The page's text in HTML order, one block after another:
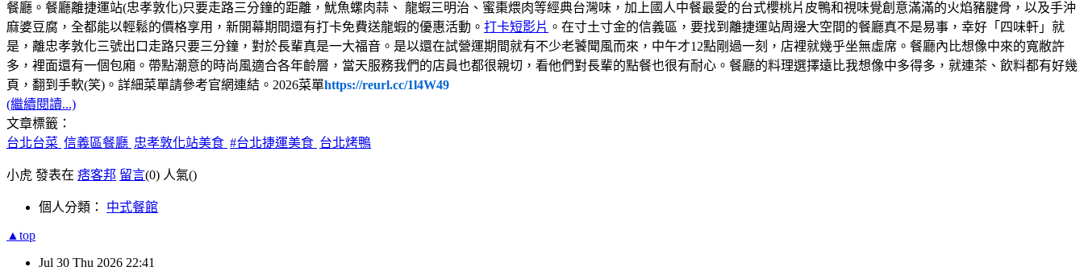
餐廳。餐廳離捷運站(忠孝敦化)只要走路三分鐘的距離，魷魚螺肉蒜、 龍蝦三明治、蜜棗煨肉等經典台灣味，加上國人中餐最愛的台式櫻桃片皮鴨和視味覺創意滿滿的火焰豬腱骨，以及手沖
麻婆豆腐，全都能以輕鬆的價格享用，新開幕期間還有打卡免費送龍蝦的優惠活動。 打卡短影片 。在寸土寸金的信義區，要找到離捷運站周邊大空間的餐廳真不是易事，幸好「四味軒」就
是，離忠孝敦化三號出口走路只要三分鐘，對於長輩真是一大福音。是以還在試營運期間就有不少老饕聞風而來，中午才12點剛過一刻，店裡就幾乎坐無虛席。餐廳內比想像中來的寬敝許
多，裡面還有一個包廂。帶點潮意的時尚風適合各年齡層，當天服務我們的店員也都很親切，看他們對長輩的點餐也很有耐心。餐廳的料理選擇遠比我想像中多得多，就連茶、飲料都有好幾
頁，翻到手軟(笑)。詳細菜單請參考官網連結。2026菜單https://reurl.cc/1l4W49
(繼續閱讀...)
文章標籤：
台北台菜 信義區餐廳 忠孝敦化站美食 #台北捷運美食 台北烤鴨
小虎 發表在 痞客邦 留言(0) 人氣()
個人分類： 中式餐館
▲top
Jul 30 Thu 2026 22:41